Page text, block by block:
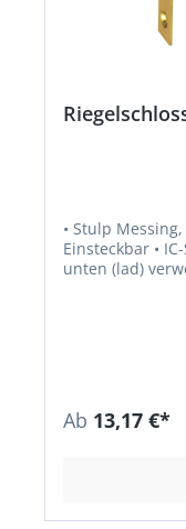
• Stulp
Einsteckbar • IC-Schließung • Rechts/links und
unten (lad) verwendbar •
Ab 13,17 €*